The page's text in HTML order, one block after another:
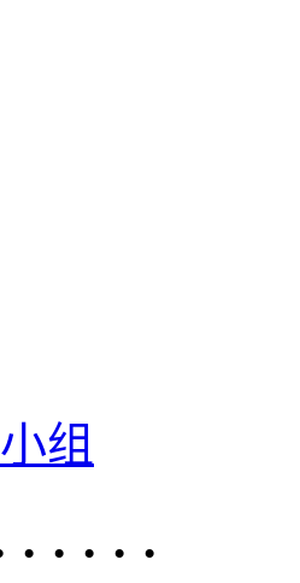
组
· · · ·